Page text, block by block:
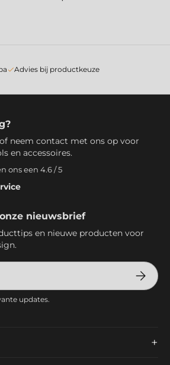
Advies bij productkeuze
neem contact met ons op voor
en accessoires.
ons een 4.6 / 5
nieuwsbrief
en nieuwe producten voor
updates.
+